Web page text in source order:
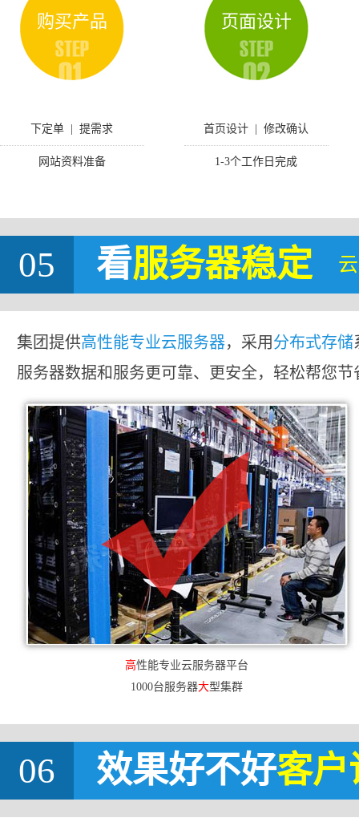
购买产品
下定单 | 提需求
网站资料准备
页面设计
首页设计 | 修改确认
1-3个工作日完成
05 看服务器稳定
集团提供高性能专业云服务器，采用分布式存储
服务器数据和服务更可靠、更安全，轻松帮您节
高性能专业云服务器平台
1000台服务器大型集群
06 效果好不好客户